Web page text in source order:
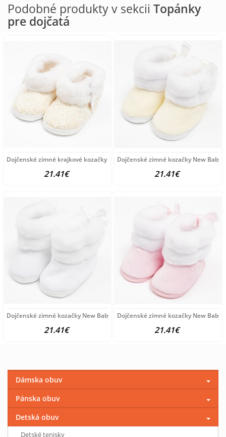
Podobné produkty v sekcii Topánky
pre dojčatá
Dojčenské zimné krajkové kozačky New Baby 6-12 m béžové
21.41€
Dojčenské zimné kozačky New Baby
21.41€
Dojčenské zimné kozačky New Baby biele 6-12 m
21.41€
Dojčenské zimné kozačky New Baby
21.41€
Dámska obuv
Pánska obuv
Detská obuv
Detské tenisky